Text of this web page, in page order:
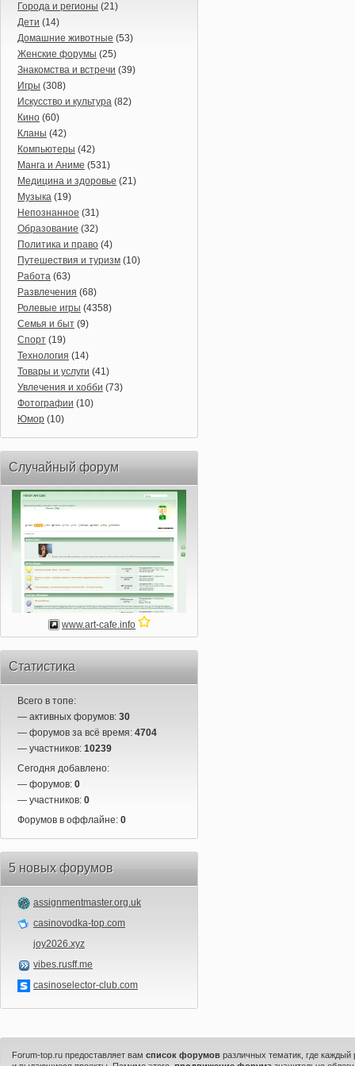
Города и регионы (21)
Дети (14)
Домашние животные (53)
Женские форумы (25)
Знакомства и встречи (39)
Игры (308)
Искусство и культура (82)
Кино (60)
Кланы (42)
Компьютеры (42)
Манга и Аниме (531)
Медицина и здоровье (21)
Музыка (19)
Непознанное (31)
Образование (32)
Политика и право (4)
Путешествия и туризм (10)
Работа (63)
Развлечения (68)
Ролевые игры (4358)
Семья и быт (9)
Спорт (19)
Технология (14)
Товары и услуги (41)
Увлечения и хобби (73)
Фотографии (10)
Юмор (10)
Случайный форум
www.art-cafe.info
Статистика
Всего в топе:
— активных форумов: 30
— форумов за всё время: 4704
— участников: 10239
Сегодня добавлено:
— форумов: 0
— участников: 0
Форумов в оффлайне: 0
5 новых форумов
assignmentmaster.org.uk
casinovodka-top.com
joy2026.xyz
vibes.rusff.me
casinoselector-club.com
Forum-top.ru предоставляет вамсписок форумов различных тематик, где